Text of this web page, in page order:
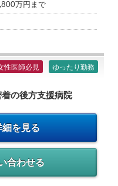
万円まで
性医師必見 ゆったり勤務
の後方支援病院
細を見る
合わせる